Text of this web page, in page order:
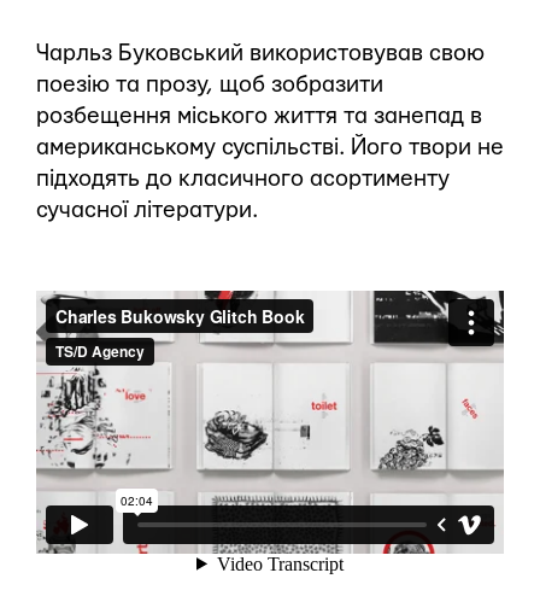
Чарльз Буковський використовував свою
поезію та прозу, щоб зобразити
розбещення міського життя та занепад в
американському суспільстві. Його твори не
підходять до класичного асортименту
сучасної літератури.